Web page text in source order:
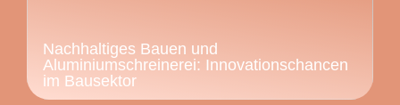
Nachhaltiges Bauen und
Aluminiumschreinerei: Innovationschancen
im Bausektor